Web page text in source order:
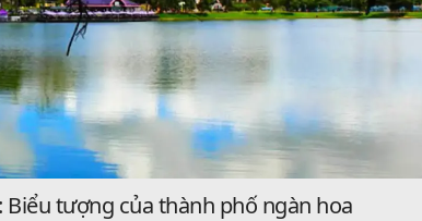
tượng của thành phố ngàn hoa